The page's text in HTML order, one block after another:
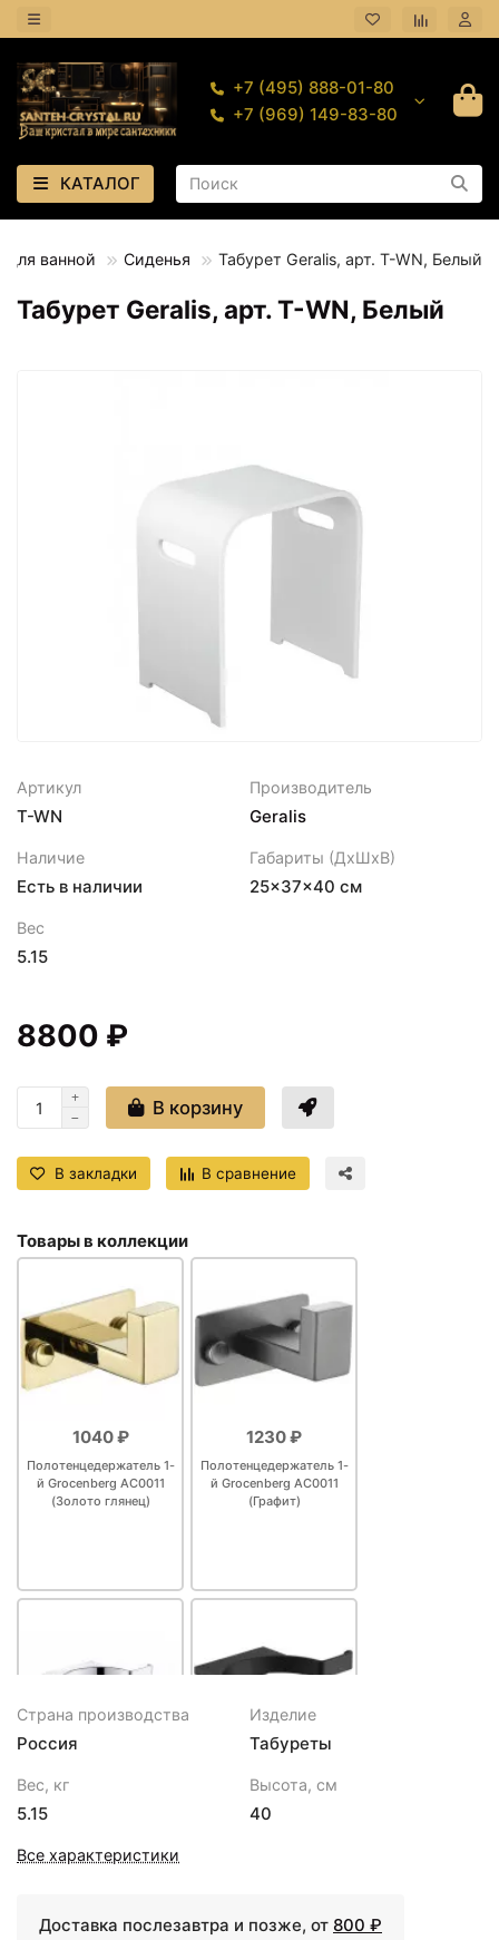
+7 (495) 888-01-80
+7 (969) 149-83-80
КАТАЛОГ
для ванной Сиденья Табурет Geralis, арт. T-WN, Белый
Табурет Geralis, арт. T-WN, Белый
Артикул
T-WN
Производитель
Geralis
Наличие
Есть в наличии
Габариты (ДхШхВ)
25×37×40 см
Вес
5.15
8800 ₽
В корзину
В закладки В сравнение
Товары в коллекции
1040 ₽
Полотенцедержатель 1-
й Grocenberg AC0011
(Золото глянец)
1230 ₽
Полотенцедержатель 1-
й Grocenberg AC0011
(Графит)
Держатель для фена
Grocenberg AC0062
1900 ₽
Держатель для фена
Grocenberg AC0062
Страна производства
Россия
Изделие
Табуреты
Вес, кг
5.15
Высота, см
40
Все характеристики
Доставка послезавтра и позже, от 800 ₽